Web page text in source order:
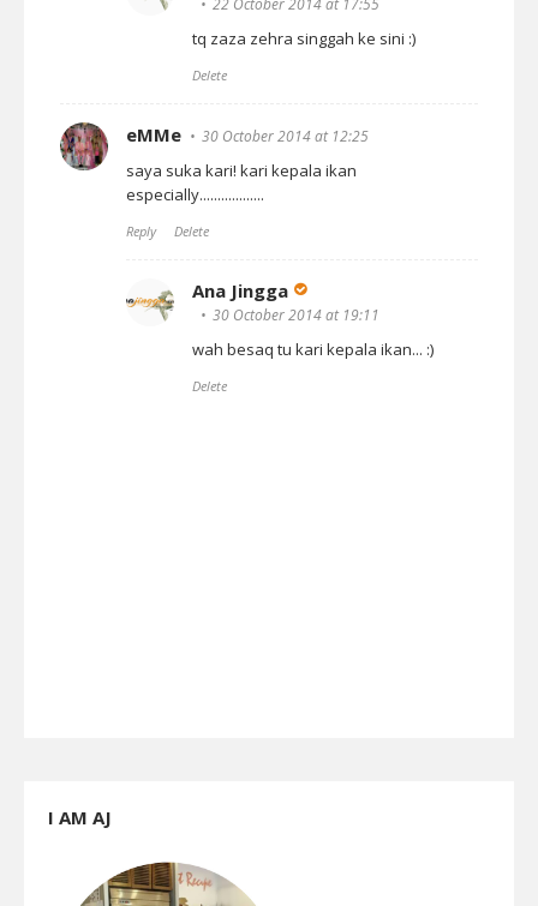
22 October 2014 at 17:55
tq zaza zehra singgah ke sini :)
Delete
eMMe 30 October 2014 at 12:25
saya suka kari! kari kepala ikan
especially..................
Reply Delete
Ana Jingga
30 October 2014 at 19:11
wah besaq tu kari kepala ikan... :)
Delete
I AM AJ